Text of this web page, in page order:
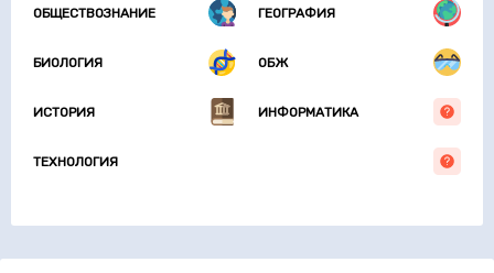
ОБЩЕСТВОЗНАНИЕ ГЕОГРАФИЯ
БИОЛОГИЯ ОБЖ
ИСТОРИЯ ИНФОРМАТИКА
ТЕХНОЛОГИЯ